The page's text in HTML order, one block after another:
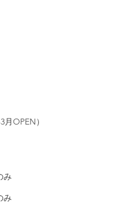
OPEN）
み
み